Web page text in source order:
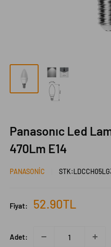
Panasonıc Led
470Lm E14
PANASONIC STK:
Fiyat:
İndirimli
52.90TL
Adet: